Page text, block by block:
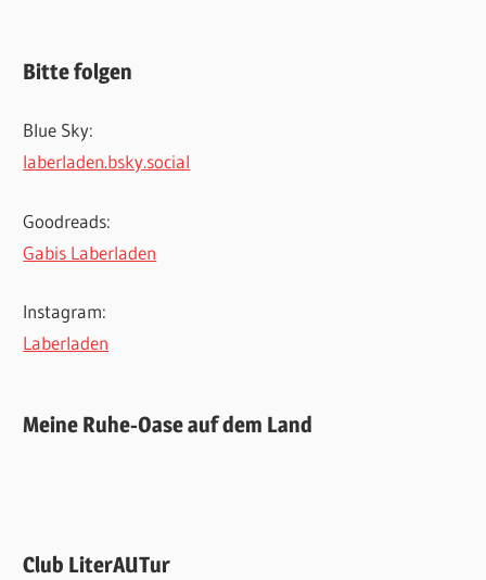
Bitte folgen
Blue Sky:
laberladen.bsky.social
Goodreads:
Gabis Laberladen
Instagram:
Laberladen
Meine Ruhe-Oase auf dem Land
Club LiterAUTur